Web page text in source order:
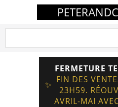
✨
FERMETURE
FIN DES
23H59.
AVRIL-MAI